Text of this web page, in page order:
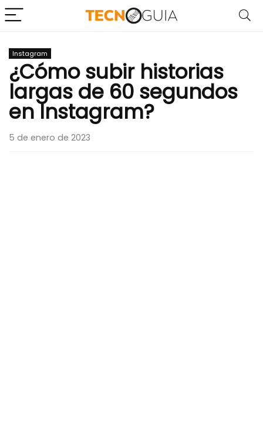
Instagram
¿Cómo subir historias
largas de 60 segundos
en Instagram?
5 de enero de 2023